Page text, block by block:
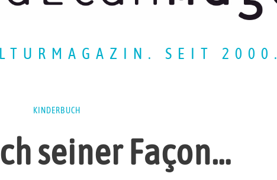
SEIT 2000.
KINDERBUCH
seiner Façon…